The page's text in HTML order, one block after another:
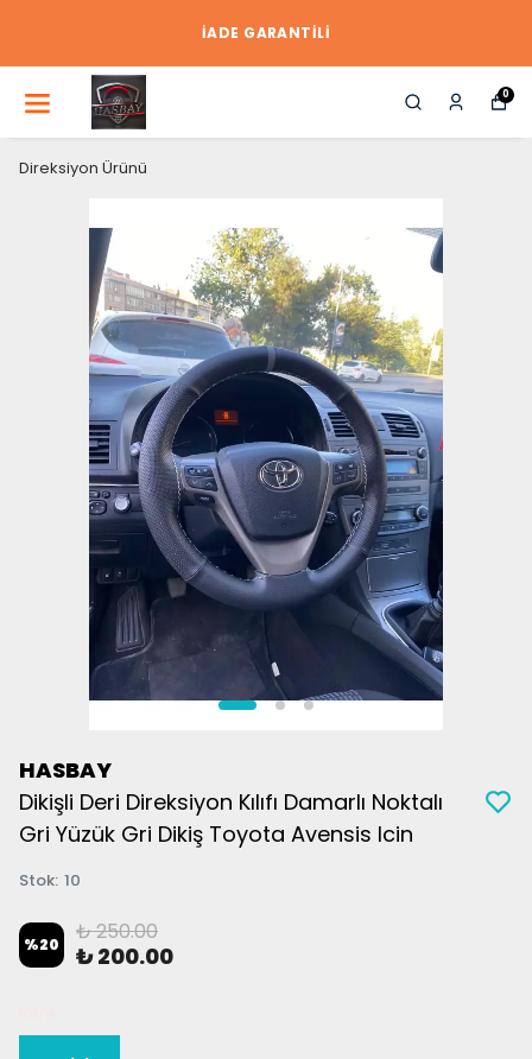
İADE GARANTİLİ
0
Direksiyon Ürünü
HASBAY
Dikişli Deri Direksiyon Kılıfı Damarlı Noktalı
Gri Yüzük Gri Dikiş Toyota Avensis Icin
Stok: 10
%20 ₺ 250.00
₺ 200.00